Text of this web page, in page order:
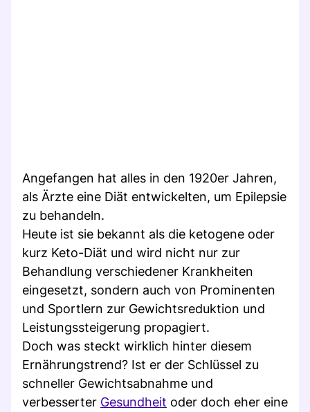
Angefangen hat alles in den 1920er Jahren,
als Ärzte eine Diät entwickelten, um Epilepsie
zu behandeln.
Heute ist sie bekannt als die ketogene oder
kurz Keto-Diät und wird nicht nur zur
Behandlung verschiedener Krankheiten
eingesetzt, sondern auch von Prominenten
und Sportlern zur Gewichtsreduktion und
Leistungssteigerung propagiert.
Doch was steckt wirklich hinter diesem
Ernährungstrend? Ist er der Schlüssel zu
schneller Gewichtsabnahme und
verbesserter Gesundheit oder doch eher eine